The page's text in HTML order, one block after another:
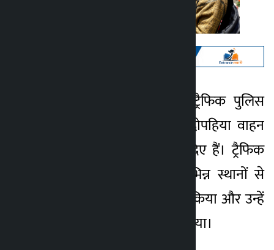
काठमांडू। काठमांडू वैली ट्रैफिक पुलिस
कार्यालय ने चोरी के 65 दोपहिया वाहन
उनके मालिकों को लौटा दिए हैं। ट्रैफिक
पुलिस ने काठमांडू के विभिन्न स्थानों से
चोरी के वाहनों को बरामद किया और उन्हें
संबंधित मालिकों को सौंप दिया।